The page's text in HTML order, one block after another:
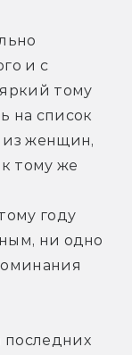
и с
тому
на список
из женщин,
тому же
году
ни одно
последних